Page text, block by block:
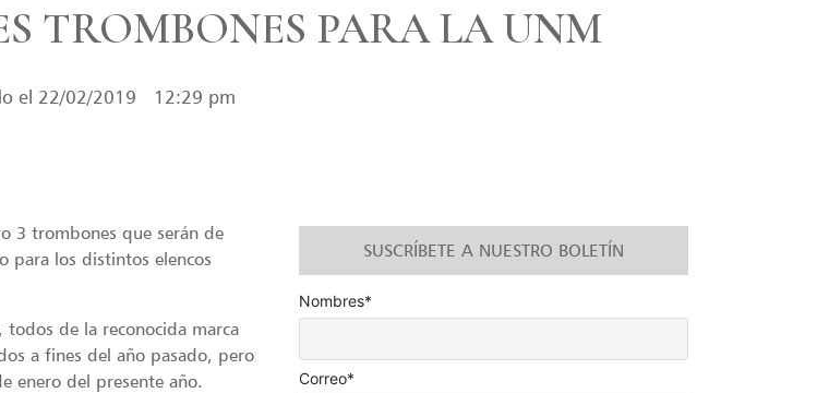
TROMBONES PARA LA UNM
el 22/02/2019 12:29 pm
3 trombones que serán de
para los distintos elencos
de la reconocida marca
a fines del año pasado, pero
enero del presente año.
SUSCRÍBETE A NUESTRO BOLETÍN
Nombres*
Correo*